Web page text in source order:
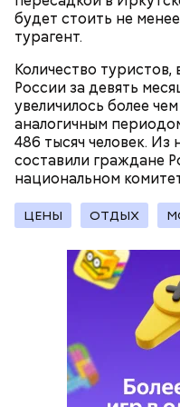
будет стоить не
турагент.
Количество
России за девять
увеличилось более
аналогичным
486 тысяч человек.
составили граждане
национальном
ЦЕНЫ ОТДЫХ
Вред дыни
Фото: Shutterstock
— Наиболее
салаты, лаваш с
запеканка. Щавеля
немного, поэтому
Чем разнообразнее
лучше. Потому что это
возникновения